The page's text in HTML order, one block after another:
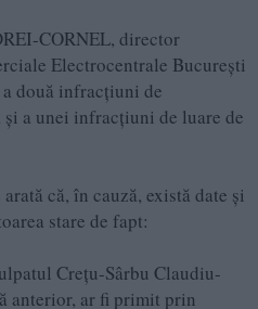
CORNEL, director
Electrocentrale București
două infracțiuni de
a unei infracțiuni de luare de
că, în cauză, există date și
stare de fapt:
Creţu-Sârbu Claudiu-
anterior, ar fi primit prin